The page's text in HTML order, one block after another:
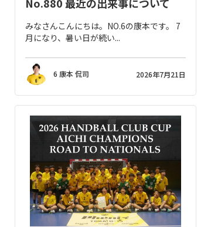
みなさんこんにちは。NO.6の康本です。 7
月になり、暑い日が続い...
6 康本 侃司 2026年7月21日